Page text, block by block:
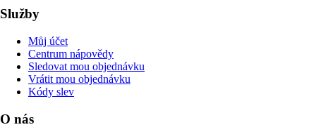
Služby
Můj účet
Centrum nápovědy
Sledovat mou objednávku
Vrátit mou objednávku
Kódy slev
O nás